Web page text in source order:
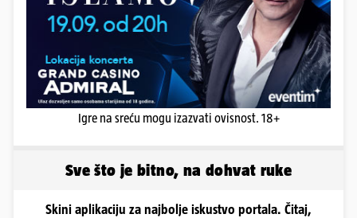
Igre na sreću mogu izazvati ovisnost. 18+
Sve što je bitno, na dohvat ruke
Skini aplikaciju za najbolje iskustvo portala. Čitaj,